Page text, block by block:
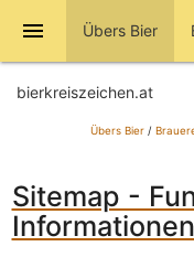
menu Übers Bier
bierkreiszeichen.at
Übers Bier/
Sitemap -